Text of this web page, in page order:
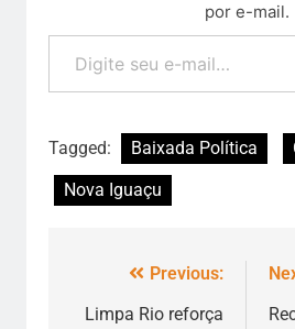
por e-mail.
Tagged: Baixada Política
Nova Iguaçu
Previous:
Limpa Rio reforça